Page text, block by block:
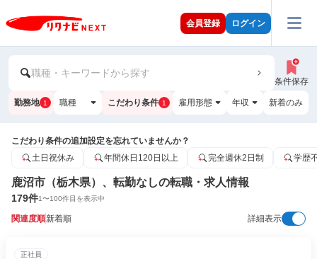
会員登録 ログイン
職種・キーワードから探す
条件保存
勤務地 1 職種 こだわり条件 1 雇用形態 年収 新着のみ
こだわり条件の追加設定を忘れていませんか？
土日祝休み
年間休日120日以上 完全週休2日制 学歴
鹿沼市（栃木県）、転勤なしの転職・求人情報
179件1〜100件目を表示中
関連度順新着順 詳細表示
正社員